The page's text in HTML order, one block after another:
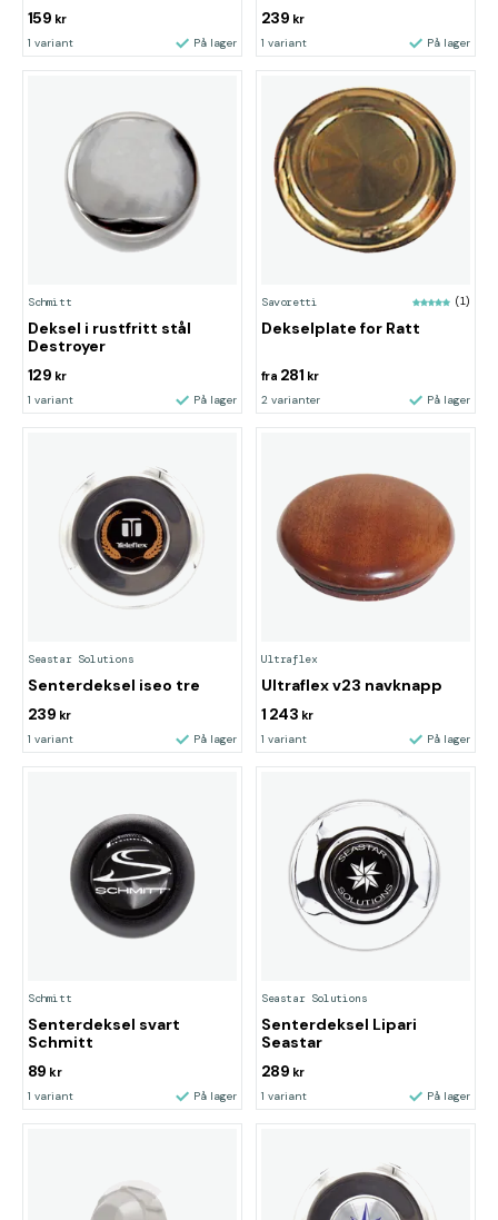
159 kr
1 variant På lager
239 kr
1 variant På lager
Schmitt
Deksel i rustfritt stål
Destroyer
129 kr
1 variant På lager
Savoretti (1)
Dekselplate for Ratt
fra 281 kr
2 varianter På lager
Seastar Solutions
Senterdeksel iseo tre
239 kr
1 variant På lager
Ultraflex
Ultraflex v23 navknapp
1 243 kr
1 variant På lager
Schmitt
Senterdeksel svart
Schmitt
89 kr
1 variant På lager
Seastar Solutions
Senterdeksel Lipari
Seastar
289 kr
1 variant På lager